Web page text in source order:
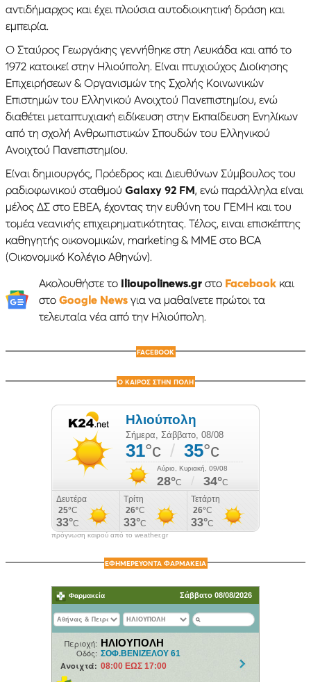
αντιδήμαρχος και έχει πλούσια αυτοδιοικητική δράση και
εμπειρία.
Ο Σταύρος Γεωργάκης γεννήθηκε στη Λευκάδα και από το
1972 κατοικεί στην Ηλιούπολη. Είναι πτυχιούχος Διοίκησης
Επιχειρήσεων & Οργανισμών της Σχολής Κοινωνικών
Επιστημών του Ελληνικού Ανοιχτού Πανεπιστημίου, ενώ
διαθέτει μεταπτυχιακή ειδίκευση στην Εκπαίδευση Ενηλίκων
από τη σχολή Ανθρωπιστικών Σπουδών του Ελληνικού
Ανοιχτού Πανεπιστημίου.
Είναι δημιουργός, Πρόεδρος και Διευθύνων Σύμβουλος του
ραδιοφωνικού σταθμού Galaxy 92 FM, ενώ παράλληλα είναι
μέλος ΔΣ στο ΕΒΕΑ, έχοντας την ευθύνη του ΓΕΜΗ και του
τομέα νεανικής επιχειρηματικότητας. Τέλος, ειναι επισκέπτης
καθηγητής οικονομικών, marketing & MME στο BCA
(Οικονομικό Κολέγιο Αθηνών).
Ακολουθήστε το Ilioupolinews.grστο Facebookκαι
στο Google Newsγια να μαθαίνετε πρώτοι τα
τελευταία νέα από την Ηλιούπολη.
FACEBOOK
Ο ΚΑΙΡΟΣ ΣΤΗΝ ΠΟΛΗ
πρόγνωση καιρού από το weather.gr
ΕΦΗΜΕΡΕΥΟΝΤΑ ΦΑΡΜΑΚΕΙΑ